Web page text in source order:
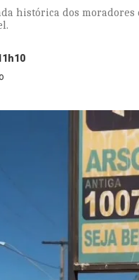
histórica dos moradores